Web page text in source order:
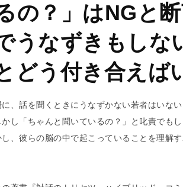
の？」はNGと
うなずきもしな
どう付き合えば
、話を聞くときにうなずかない若者はいな
し「ちゃんと聞いているの？」と叱責でも
、彼らの脳の中で起こっていることを理解